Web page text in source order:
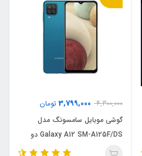
4,300,000
3,799,000 تومان
گوشی موبایل سامسونگ مدل
Galaxy A12 SM-A125F/DS دو
سیم کارت ظرفیت 64 گیگابایت